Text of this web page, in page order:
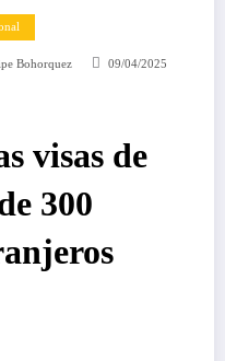
Bohorquez 09/04/2025
visas de
300